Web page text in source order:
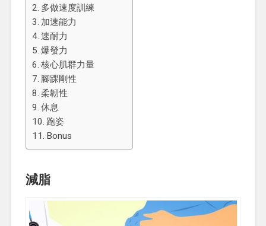
多做速度訓練
加速能力
速耐力
爆發力
核心肌群力量
腳踝剛性
柔韌性
休息
跑姿
Bonus
減脂